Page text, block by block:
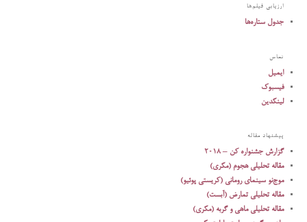
ارزیابی فیلم‌ها
جدول ستاره‌ها
تماس
ایمیل
فیسبوک
لینکدین
پیشنهاد مقاله
گزارش جشنواره کن – ۲۰۱۸
مقاله تحلیلی هجوم (مکری)
موج‌نو سینمای رومانی (کریستی پوئیو)
مقاله تحلیلی تمارض (آبست)
مقاله تحلیلی ماهی و گربه (مکری)